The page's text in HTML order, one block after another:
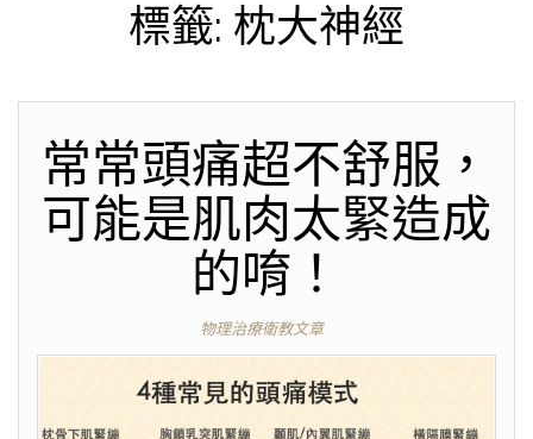
標籤: 枕大神經
常常頭痛超不舒服，
可能是肌肉太緊造成
的唷！
物理治療衛教文章